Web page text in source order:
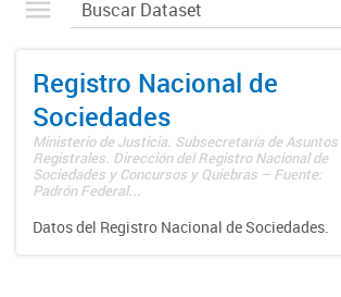
Registro Nacional de
Sociedades
Ministerio de Justicia. Subsecretaría de Asuntos
Registrales. Dirección del Registro Nacional de
Sociedades y Concursos y Quiebras – Fuente:
Padrón Federal...
Datos del Registro Nacional de Sociedades.